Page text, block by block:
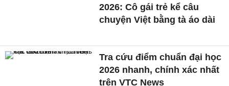
2026: Cô gái trẻ kể câu
chuyện Việt bằng tà áo dài
Tra cứu điểm chuẩn đại học
2026 nhanh, chính xác nhất
trên VTC News